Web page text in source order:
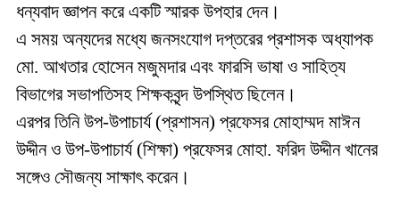
ধন্যবাদ জ্ঞাপন করে একটি স্মারক উপহার দেন।
এ সময় অন্যদের মধ্যে জনসংযোগ দপ্তরের প্রশাসক অধ্যাপক
মো. আখতার হোসেন মজুমদার এবং ফারসি ভাষা ও সাহিত্য
বিভাগের সভাপতিসহ শিক্ষকবৃন্দ উপস্থিত ছিলেন।
এরপর তিনি উপ-উপাচার্য (প্রশাসন) প্রফেসর মোহাম্মদ মাঈন
উদ্দীন ও উপ-উপাচার্য (শিক্ষা) প্রফেসর মোহা. ফরিদ উদ্দীন খানের
সঙ্গেও সৌজন্য সাক্ষাৎ করেন।